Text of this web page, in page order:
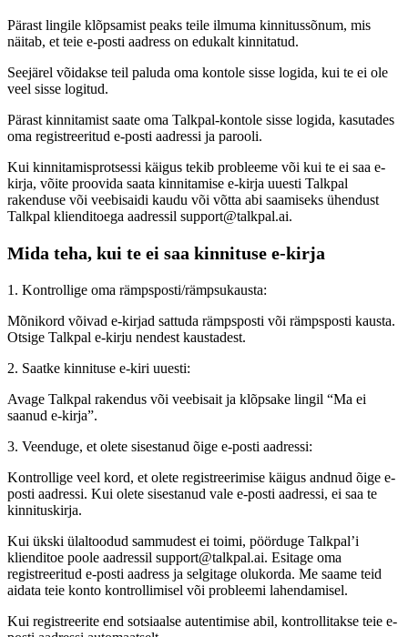
Pärast lingile klõpsamist peaks teile ilmuma kinnitussõnum, mis
näitab, et teie e-posti aadress on edukalt kinnitatud.
Seejärel võidakse teil paluda oma kontole sisse logida, kui te ei ole
veel sisse logitud.
Pärast kinnitamist saate oma Talkpal-kontole sisse logida, kasutades
oma registreeritud e-posti aadressi ja parooli.
Kui kinnitamisprotsessi käigus tekib probleeme või kui te ei saa e-
kirja, võite proovida saata kinnitamise e-kirja uuesti Talkpal
rakenduse või veebisaidi kaudu või võtta abi saamiseks ühendust
Talkpal klienditoega aadressil support@talkpal.ai.
Mida teha, kui te ei saa kinnituse e-kirja
1. Kontrollige oma rämpsposti/rämpsukausta:
Mõnikord võivad e-kirjad sattuda rämpsposti või rämpsposti kausta.
Otsige Talkpal e-kirju nendest kaustadest.
2. Saatke kinnituse e-kiri uuesti:
Avage Talkpal rakendus või veebisait ja klõpsake lingil “Ma ei
saanud e-kirja”.
3. Veenduge, et olete sisestanud õige e-posti aadressi:
Kontrollige veel kord, et olete registreerimise käigus andnud õige e-
posti aadressi. Kui olete sisestanud vale e-posti aadressi, ei saa te
kinnituskirja.
Kui ükski ülaltoodud sammudest ei toimi, pöörduge Talkpal’i
klienditoe poole aadressil support@talkpal.ai. Esitage oma
registreeritud e-posti aadress ja selgitage olukorda. Me saame teid
aidata teie konto kontrollimisel või probleemi lahendamisel.
Kui registreerite end sotsiaalse autentimise abil, kontrollitakse teie e-